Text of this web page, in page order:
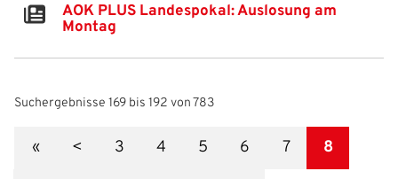
AOK PLUS Landespokal: Auslosung am
Montag
Suchergebnisse 169 bis 192 von 783
« < 3 4 5 6 7 8